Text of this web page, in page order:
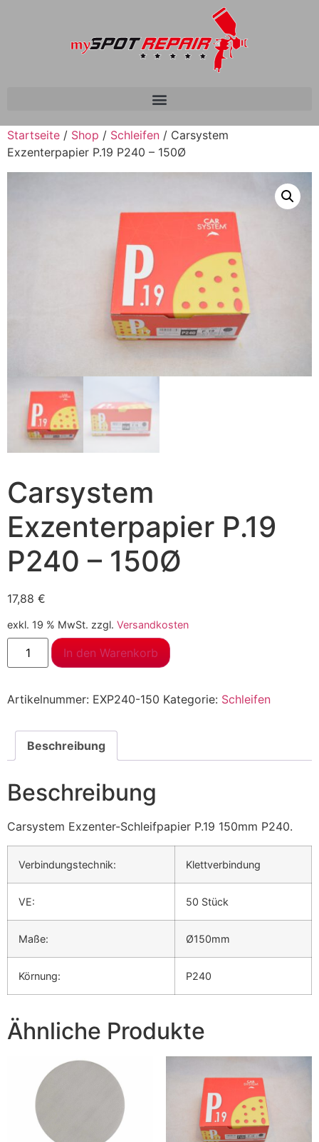
Startseite / Shop / Schleifen / Carsystem
Exzenterpapier P.19 P240 – 150Ø
Carsystem
Exzenterpapier P.19
P240 – 150Ø
17,88 €
exkl. 19 % MwSt. zzgl. Versandkosten
In den Warenkorb
Artikelnummer: EXP240-150 Kategorie: Schleifen
Beschreibung
Beschreibung
Carsystem Exzenter-Schleifpapier P.19 150mm P240.
Verbindungstechnik: Klettverbindung
VE: 50 Stück
Maße: Ø150mm
Körnung: P240
Ähnliche Produkte